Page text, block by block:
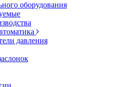
оборудования
давления